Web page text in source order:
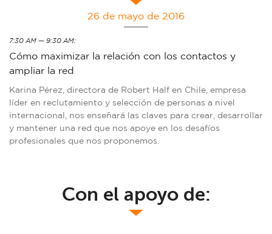
26 de mayo de 2016
7:30 AM — 9:30 AM:
Cómo maximizar la relación con los contactos y
ampliar la red
Karina Pérez, directora de Robert Half en Chile, empresa
líder en reclutamiento y selección de personas a nivel
internacional, nos enseñará las claves para crear, desarrollar
y mantener una red que nos apoye en los desafíos
profesionales que nos proponemos.
Con el apoyo de: